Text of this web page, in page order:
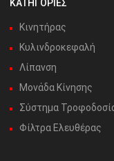
ΚΑΤΗΓΟΡΙΕΣ
Κινητήρας
Κυλινδροκεφαλή
Λίπανση
Μονάδα Κίνησης
Σύστημα
Φίλτρα Ελευθέρας